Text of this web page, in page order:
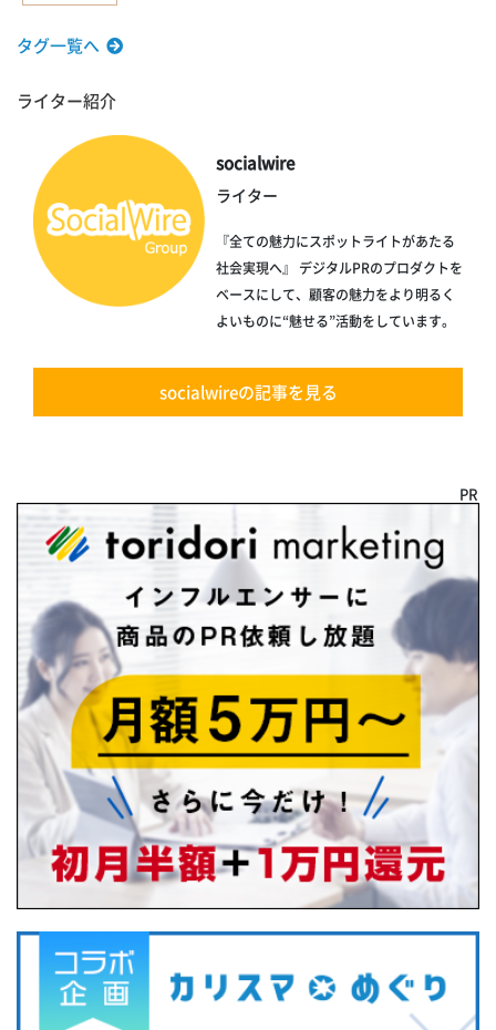
タグ一覧へ
ライター紹介
socialwire
ライター
『全ての魅力にスポットライトがあたる
社会実現へ』 デジタルPRのプロダクトを
ベースにして、顧客の魅力をより明るく
よいものに“魅せる”活動をしています。
socialwireの記事を見る
PR